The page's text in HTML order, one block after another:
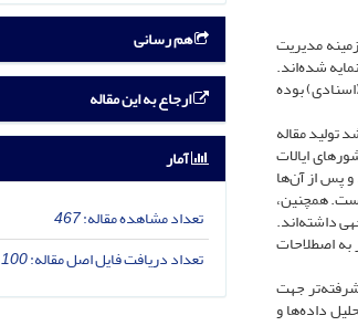
مدیریت
نمایه شده‌اند.
(اسنادی) بوده
تولید مقاله
کشورهای ایالات
پس از آن‌ها
نیز از سال ۲۰۲۰ بهبود قابل‌توجهی یافته است. همچنین،
داشته‌اند.
به اصطلاحات
جهت
داده‌ها و
هم رسانی
ارجاع به این مقاله
آمار
تعداد مشاهده مقاله:467
تعداد دریافت فایل اصل مقاله:100